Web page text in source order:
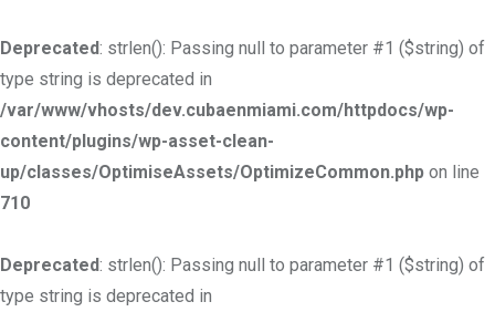
Deprecated: strlen(): Passing null to parameter #1 ($string) of
type string is deprecated in
/var/www/vhosts/dev.cubaenmiami.com/httpdocs/wp-
content/plugins/wp-asset-clean-
up/classes/OptimiseAssets/OptimizeCommon.php on line
710
Deprecated: strlen(): Passing null to parameter #1 ($string) of
type string is deprecated in